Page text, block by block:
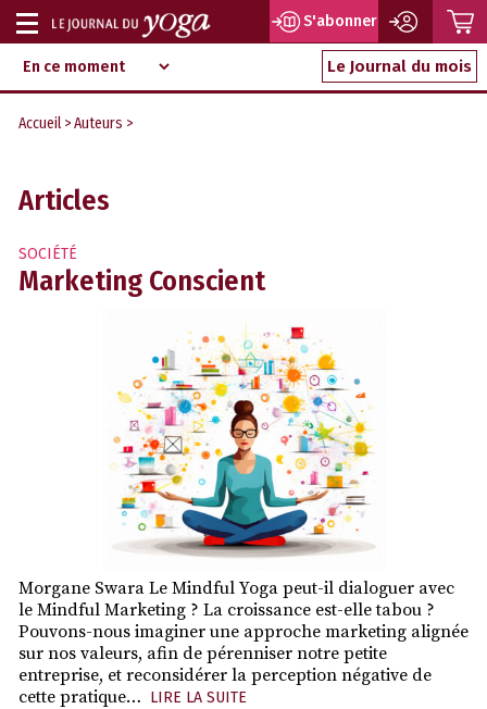
Aller
au
contenu
d‘information
indépendant
Afficher
ou
masquer
navigation
S'abonner
Le Journal du mois
Accueil >Auteurs >
Articles
SOCIÉTÉ
Marketing Conscient
Morgane Swara Le Mindful Yoga peut-il dialoguer avec
le Mindful Marketing ? La croissance est-elle tabou ?
Pouvons-nous imaginer une approche marketing alignée
sur nos valeurs, afin de pérenniser notre petite
entreprise, et reconsidérer la perception négative de
cette pratique… LIRE LA SUITE